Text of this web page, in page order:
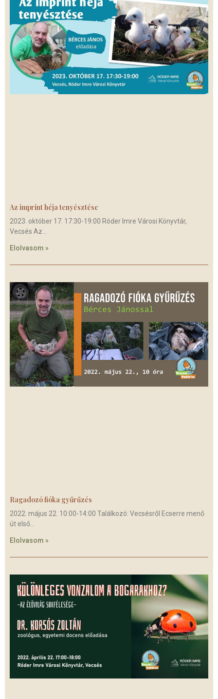
Az imprint héja tenyésztése
2023. október 17. 17:30-19:00 Róder Imre Városi Könyvtár,
Vecsés Az
Elolvasom »
Ragadozó fióka gyűrűzés
2022. május 22. 10:00-14:00 Találkozó: Vecsésről Ecserre menő
út első
Elolvasom »